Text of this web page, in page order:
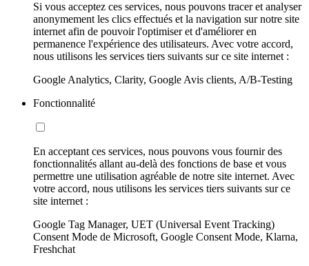
Si vous acceptez ces services, nous pouvons tracer et analyser
anonymement les clics effectués et la navigation sur notre site
internet afin de pouvoir l'optimiser et d'améliorer en
permanence l'expérience des utilisateurs. Avec votre accord,
nous utilisons les services tiers suivants sur ce site internet :
Google Analytics, Clarity, Google Avis clients, A/B-Testing
Fonctionnalité
En acceptant ces services, nous pouvons vous fournir des
fonctionnalités allant au-delà des fonctions de base et vous
permettre une utilisation agréable de notre site internet. Avec
votre accord, nous utilisons les services tiers suivants sur ce
site internet :
Google Tag Manager, UET (Universal Event Tracking)
Consent Mode de Microsoft, Google Consent Mode, Klarna,
Freshchat